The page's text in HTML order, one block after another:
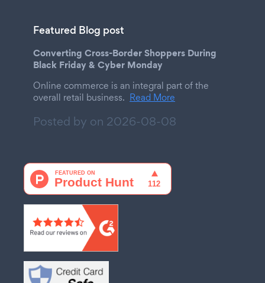
Featured Blog post
Converting Cross-Border Shoppers During
Black Friday & Cyber Monday
Online commerce is an integral part of the
overall retail business. Read More
Posted by on 2026-08-08